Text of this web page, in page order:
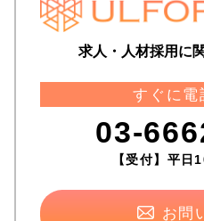
求人・人材採用に
すぐに電
03-
【受付】平
お問